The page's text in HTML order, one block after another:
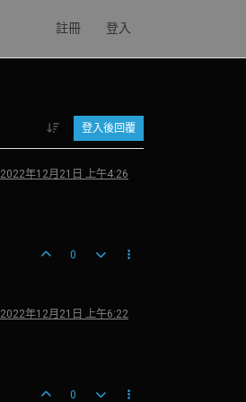
註冊 登入
登入後回覆
2022年12月21日 上午4:26
0
2022年12月21日 上午6:22
0